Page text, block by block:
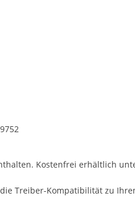
Kostenfrei erhältlich
Treiber-Kompatibilität zu